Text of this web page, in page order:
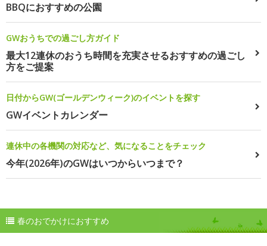
BBQにおすすめの公園
GWおうちでの過ごし方ガイド
最大12連休のおうち時間を充実させるおすすめの過ごし
方をご提案
日付からGW(ゴールデンウィーク)のイベントを探す
GWイベントカレンダー
連休中の各機関の対応など、気になることをチェック
今年(2026年)のGWはいつからいつまで？
春のおでかけにおすすめ